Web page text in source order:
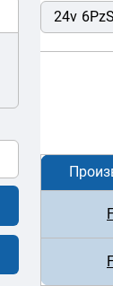
24v